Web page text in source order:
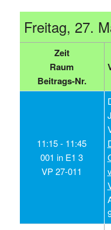
Freitag, 27.
Zeit
Raum
Beitrags-Nr.
11:15 ‑ 11:45
001 in E1 3
VP 27-011